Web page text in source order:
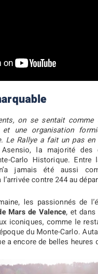
on se sentait
une organisation
Le Rallye a fait un pas
la majorité
Carlo Historique.
n’a jamais été aussi
contre 244 au
les passionnés de
Mars de Valence, et dans
iconiques, comme le
du Monte-Carlo.
a encore de belles heures